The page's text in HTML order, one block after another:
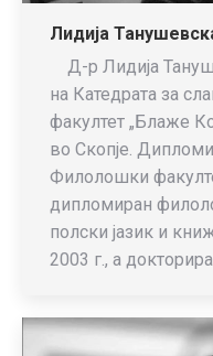
Лидија
Д-р Лидија
на Катедрата за
факултет „Блаже
во Скопје.
Филолошки
дипломиран
полски јазик и
2003 г., а